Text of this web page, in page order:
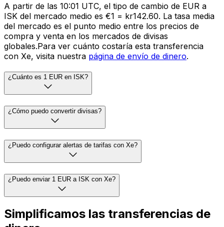
A partir de las 10:01 UTC, el tipo de cambio de EUR a
ISK del mercado medio es €1 = kr142.60. La tasa media
del mercado es el punto medio entre los precios de
compra y venta en los mercados de divisas
globales.Para ver cuánto costaría esta transferencia
con Xe, visita nuestra página de envío de dinero.
¿Cuánto es 1 EUR en ISK?
¿Cómo puedo convertir divisas?
¿Puedo configurar alertas de tarifas con Xe?
¿Puedo enviar 1 EUR a ISK con Xe?
Simplificamos las transferencias de